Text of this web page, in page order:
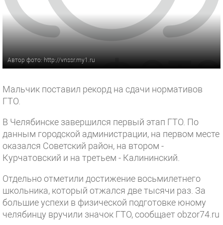
Автор фото: http://vnssr.my1.ru
Мальчик поставил рекорд на сдачи нормативов
ГТО.
В Челябинске завершился первый этап ГТО. По
данным городской администрации, на первом месте
оказался Советский район, на втором -
Курчатовский и на третьем - Калининский.
Отдельно отметили достижение восьмилетнего
школьника, который отжался две тысячи раз. За
большие успехи в физической подготовке юному
челябинцу вручили значок ГТО, сообщает obzor74.ru